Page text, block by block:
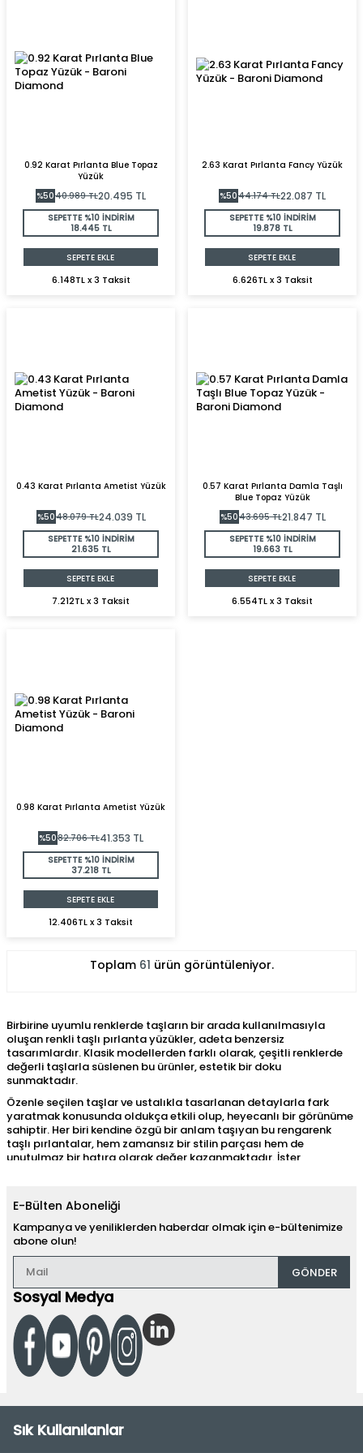
0.92 Karat Pırlanta Blue Topaz
Yüzük
%5040.989TL20.495 TL
SEPETTE %10 İNDİRİM
18.445 TL
SEPETE EKLE
6.148TL x 3 Taksit
2.63 Karat Pırlanta Fancy Yüzük
%5044.174TL22.087 TL
SEPETTE %10 İNDİRİM
19.878 TL
SEPETE EKLE
6.626TL x 3 Taksit
0.43 Karat Pırlanta Ametist Yüzük
%5048.079TL24.039 TL
SEPETTE %10 İNDİRİM
21.635 TL
SEPETE EKLE
7.212TL x 3 Taksit
0.57 Karat Pırlanta Damla Taşlı
Blue Topaz Yüzük
%5043.695TL21.847 TL
SEPETTE %10 İNDİRİM
19.663 TL
SEPETE EKLE
6.554TL x 3 Taksit
0.98 Karat Pırlanta Ametist Yüzük
%5082.706TL41.353 TL
SEPETTE %10 İNDİRİM
37.218 TL
SEPETE EKLE
12.406TL x 3 Taksit
Toplam 61 ürün görüntüleniyor.
Birbirine uyumlu renklerde taşların bir arada kullanılmasıyla
oluşan renkli taşlı pırlanta yüzükler, adeta benzersiz
tasarımlardır. Klasik modellerden farklı olarak, çeşitli renklerde
değerli taşlarla süslenen bu ürünler, estetik bir doku
sunmaktadır.
Özenle seçilen taşlar ve ustalıkla tasarlanan detaylarla fark
yaratmak konusunda oldukça etkili olup, heyecanlı bir görünüme
sahiptir. Her biri kendine özgü bir anlam taşıyan bu rengarenk
taşlı pırlantalar, hem zamansız bir stilin parçası hem de
unutulmaz bir hatıra olarak değer kazanmaktadır. İster
Renkli Taşlı Pırlanta Yüzük Modelleri
Her tarza ve zevke hitap eden renkli taşlı pırlanta yüzükler, özel
tasarımlarıyla dikkat çekmektedir. Zarif detaylarla şekillendirilen
bir bütün sunmaktadır. Pembe, sarı, mavi, yeşil, turuncu gibi
doğanın en canlı renklerini görebileceğiniz bu aksesuarlar bir
yüzükten çok daha fazlasını ifade etmektedir. Şimdi, popüler
olan renkli tasarımlara daha yakından bakalım.
Safir Taşlı Modeller
Derin mavi rengiyle öne çıkan safir taşı, asaletin ve bilgeliğin
sembolü olarak bilinmektedir. Pırlantayla birleşerek şık ve zarif bir
dikkat çekici tamamlayıcısıdır. Özellikle şık davetlerde göz
küpe ve bileklik kombini yapabilirsiniz.
E-Bülten Aboneliği
Kampanya ve yeniliklerden haberdar olmak için e-bültenimize
abone olun!
GÖNDER
Sosyal Medya
Sık Kullanılanlar